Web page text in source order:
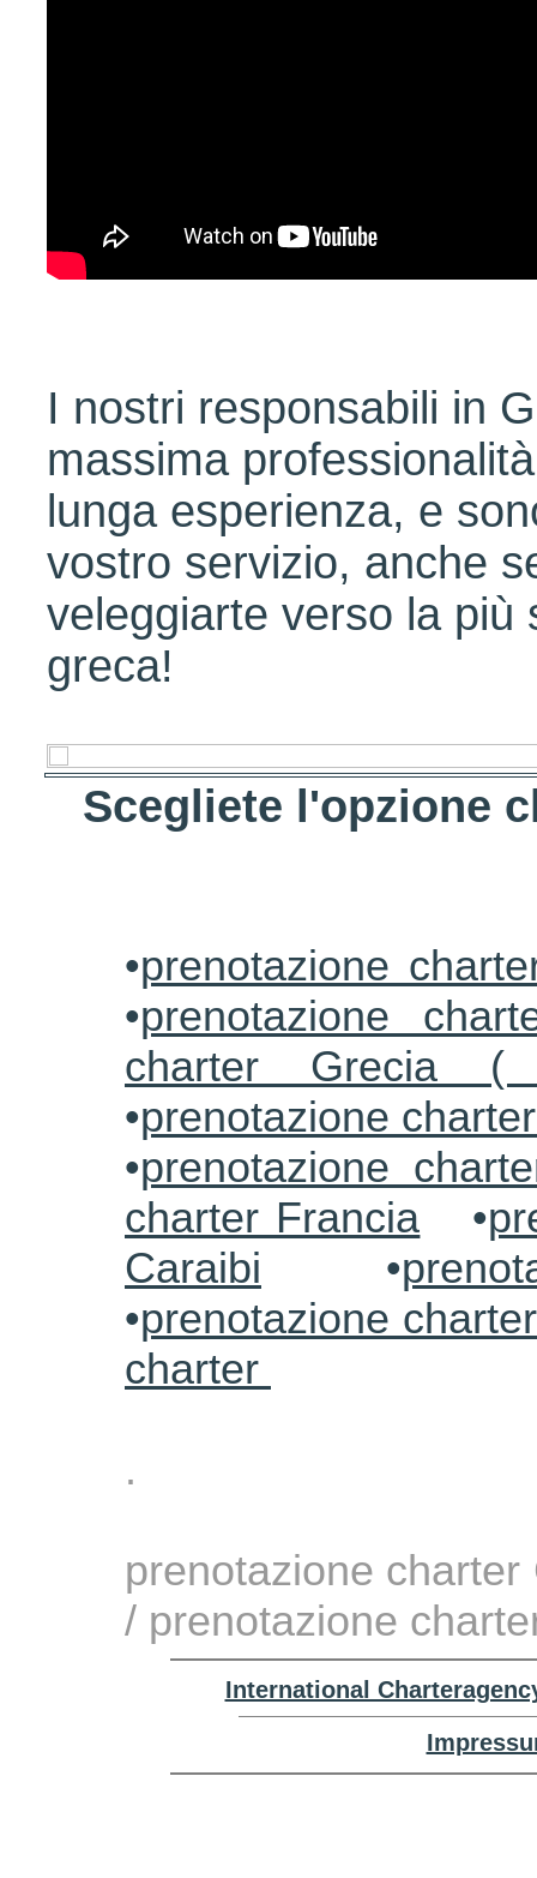
I nostri responsabili in
massima
lunga esperienza, e
vostro servizio, anche
veleggiarte verso la più
greca!
Scegliete l'opzione
•prenotazione
•prenotazione
charter Grecia (
•prenotazione
•prenotazione
charter Francia •
Caraibi •
•prenotazione
charter
.
prenotazione
/ prenotazione
International